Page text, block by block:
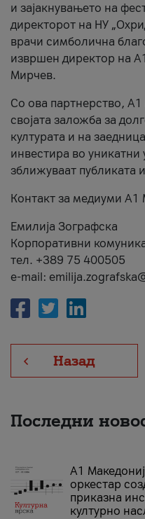
и зајакнувањето на
директорот на НУ
врачи симболична
извршен директор на
Мирчев.
Со ова партнерство, A1
својата заложба за
културата и на
инвестира во
зближуваат публиката
Контакт за медиуми А1
Емилија Зографска
Корпоративни
тел. +389 75 400505
e-mail:
Назад
Последни
А1
оркестар
приказна
културно